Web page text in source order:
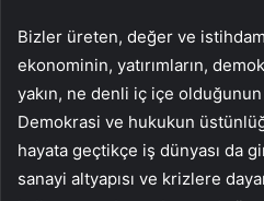
Bizler üreten, değer ve
ekonominin, yatırımların,
yakın, ne denli iç içe
Demokrasi ve hukukun
hayata geçtikçe iş dünyası da
sanayi altyapısı ve krizlere